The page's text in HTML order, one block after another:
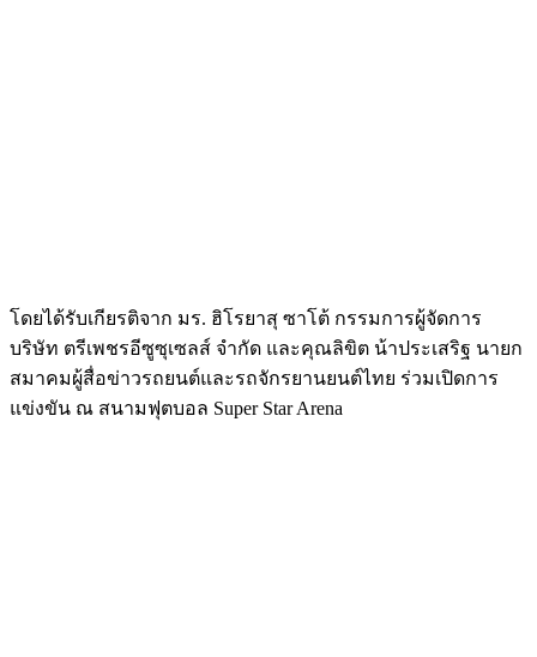
โดยได้รับเกียรติจาก มร. ฮิโรยาสุ ซาโต้ กรรมการผู้จัดการ
บริษัท ตรีเพชรอีซูซุเซลส์ จำกัด และคุณลิขิต น้าประเสริฐ นายก
สมาคมผู้สื่อข่าวรถยนต์และรถจักรยานยนต์ไทย ร่วมเปิดการ
แข่งขัน ณ สนามฟุตบอล Super Star Arena